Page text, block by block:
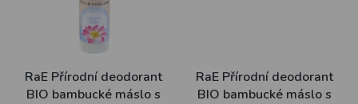
RaE Přírodní deodorant
BIO bambucké máslo s
RaE Přírodní deodorant
BIO bambucké máslo s